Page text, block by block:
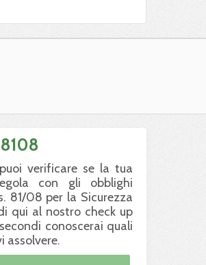
verificare se la tua
con gli obblighi
81/08 per la Sicurezza
qui al nostro check up
conoscerai quali
assolvere.